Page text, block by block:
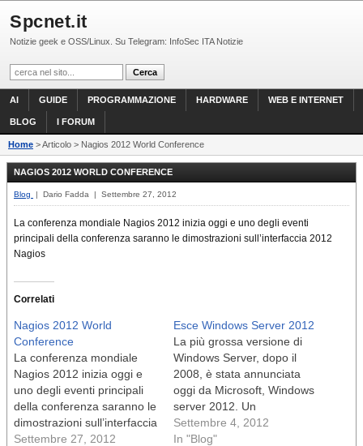
Spcnet.it
Notizie geek e OSS/Linux. Su Telegram: InfoSec ITA Notizie
AI GUIDE PROGRAMMAZIONE HARDWARE WEB E INTERNET
BLOG I FORUM
Home > Articolo > Nagios 2012 World Conference
NAGIOS 2012 WORLD CONFERENCE
Blog | Dario Fadda | Settembre 27, 2012
La conferenza mondiale Nagios 2012 inizia oggi e uno degli eventi
principali della conferenza saranno le dimostrazioni sull’interfaccia 2012
Nagios
Correlati
Nagios 2012 World
Conference
La conferenza mondiale
Nagios 2012 inizia oggi e
uno degli eventi principali
della conferenza saranno le
dimostrazioni sull’interfaccia
2012 Nagios
Settembre 27, 2012
Esce Windows Server 2012
La più grossa versione di
Windows Server, dopo il
2008, è stata annunciata
oggi da Microsoft, Windows
server 2012. Un
Settembre 4, 2012
In "Blog"